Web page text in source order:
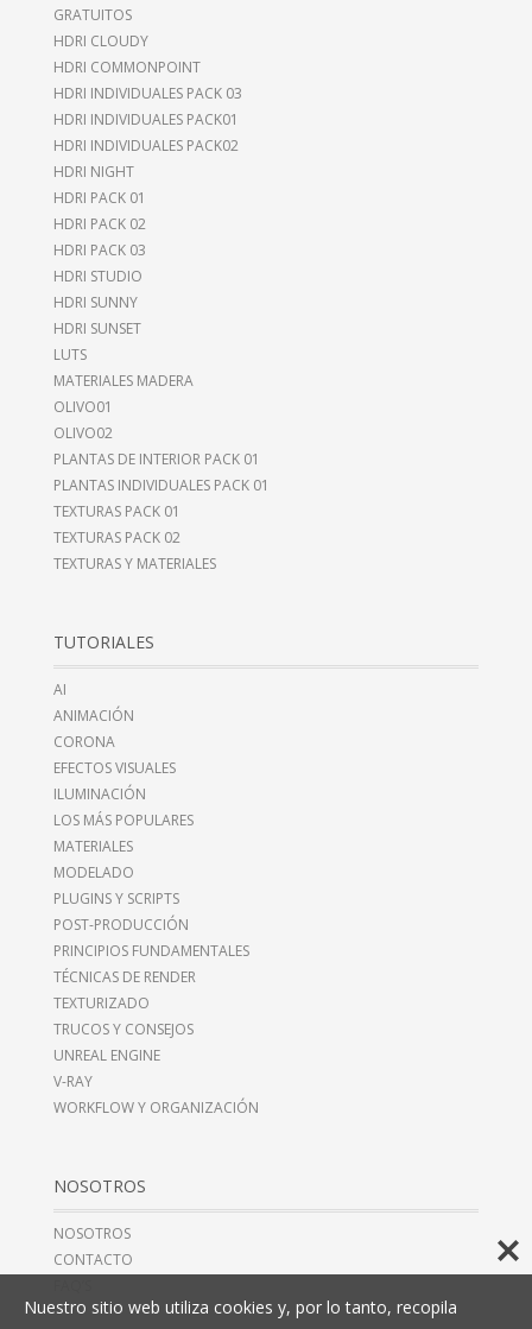
GRATUITOS
HDRI CLOUDY
HDRI COMMONPOINT
HDRI INDIVIDUALES PACK 03
HDRI INDIVIDUALES PACK01
HDRI INDIVIDUALES PACK02
HDRI NIGHT
HDRI PACK 01
HDRI PACK 02
HDRI PACK 03
HDRI STUDIO
HDRI SUNNY
HDRI SUNSET
LUTS
MATERIALES MADERA
OLIVO01
OLIVO02
PLANTAS DE INTERIOR PACK 01
PLANTAS INDIVIDUALES PACK 01
TEXTURAS PACK 01
TEXTURAS PACK 02
TEXTURAS Y MATERIALES
TUTORIALES
AI
ANIMACIÓN
CORONA
EFECTOS VISUALES
ILUMINACIÓN
LOS MÁS POPULARES
MATERIALES
MODELADO
PLUGINS Y SCRIPTS
POST-PRODUCCIÓN
PRINCIPIOS FUNDAMENTALES
TÉCNICAS DE RENDER
TEXTURIZADO
TRUCOS Y CONSEJOS
UNREAL ENGINE
V-RAY
WORKFLOW Y ORGANIZACIÓN
NOSOTROS
NOSOTROS
CONTACTO
Nuestro sitio web utiliza cookies y, por lo tanto, recopila